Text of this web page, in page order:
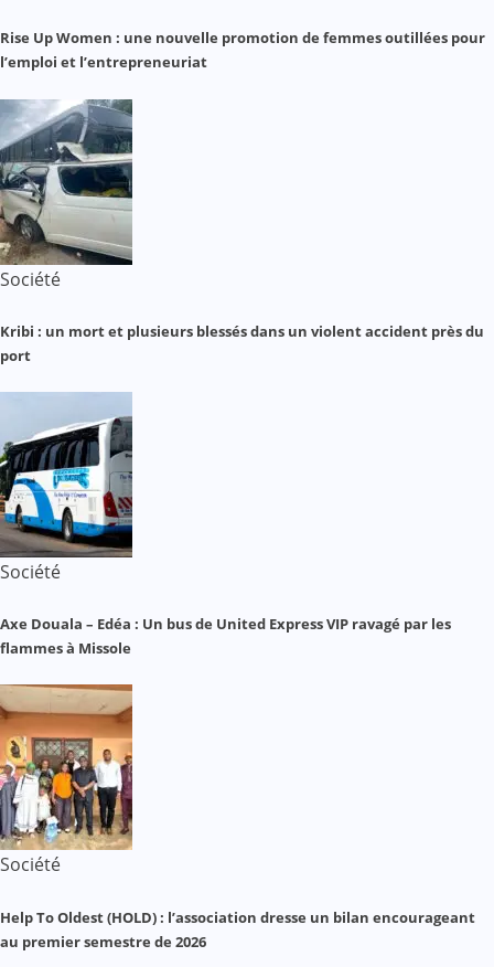
Rise Up Women : une nouvelle promotion de femmes outillées pour
l’emploi et l’entrepreneuriat
Société
Kribi : un mort et plusieurs blessés dans un violent accident près du
port
Société
Axe Douala – Edéa : Un bus de United Express VIP ravagé par les
flammes à Missole
Société
Help To Oldest (HOLD) : l’association dresse un bilan encourageant
au premier semestre de 2026